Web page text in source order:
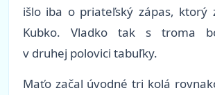
išlo iba o priateľský zápas, ktorý
Kubko. Vladko tak s troma
v druhej polovici tabuľky.
Maťo začal úvodné tri kolá